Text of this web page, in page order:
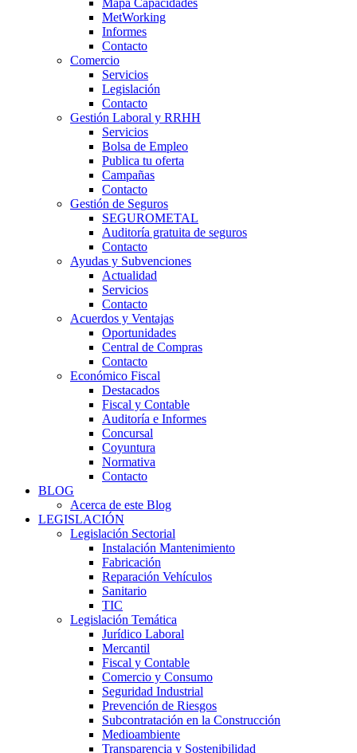
Mapa Capacidades
MetWorking
Informes
Contacto
Comercio
Servicios
Legislación
Contacto
Gestión Laboral y RRHH
Servicios
Bolsa de Empleo
Publica tu oferta
Campañas
Contacto
Gestión de Seguros
SEGUROMETAL
Auditoría gratuita de seguros
Contacto
Ayudas y Subvenciones
Actualidad
Servicios
Contacto
Acuerdos y Ventajas
Oportunidades
Central de Compras
Contacto
Económico Fiscal
Destacados
Fiscal y Contable
Auditoría e Informes
Concursal
Coyuntura
Normativa
Contacto
BLOG
Acerca de este Blog
LEGISLACIÓN
Legislación Sectorial
Instalación Mantenimiento
Fabricación
Reparación Vehículos
Sanitario
TIC
Legislación Temática
Jurídico Laboral
Mercantil
Fiscal y Contable
Comercio y Consumo
Seguridad Industrial
Prevención de Riesgos
Subcontratación en la Construcción
Medioambiente
Transparencia y Sostenibilidad